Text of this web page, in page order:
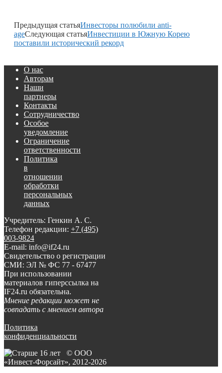
Предыдущая статьяИнвесторы полюбили anti-
ageСледующая статьяИнвестиции в Южную Корею
поставили исторический рекорд
О нас
Авторам
Наши
партнеры
Контакты
Сотрудничество
Особое
уведомление
Ограничение
ответственности
Политика
в
отношении
обработки
персональных
данных
Учредитель: Генкин А. С.
Телефон редакции: +7 (495)
003-9824
E-mail: info@if24.ru
Свидетельство о регистрации
СМИ: ЭЛ № ФС 77 - 67477
При использовании
материалов гиперссылка на
IF24.ru обязательна.
Мнение редакции может не
совпадать с мнением автора
Политика
конфиденциальности
© ООО
«Инвест-Форсайт», 2012-2026